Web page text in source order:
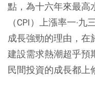
點，為十六年來最高
（CPI）上漲率一·
成長強勁的理由，在
建設需求熱潮超乎預
民間投資的成長都上